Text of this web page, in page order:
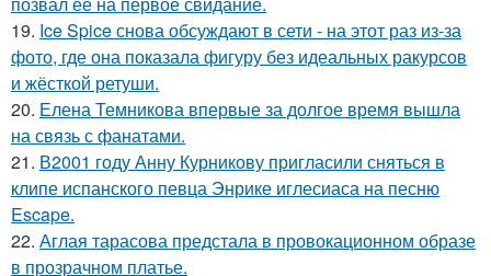
19. Ice Spice снова обсуждают в сети - на этот раз из-за
фото, где она показала фигуру без идеальных ракурсов
и жёсткой ретуши.
20. Елена Темникова впервые за долгое время вышла
на связь с фанатами.
21. В2001 году Анну Курникову пригласили сняться в
клипе испанского певца Энрике иглесиаса на песню
Escape.
22. Аглая тарасова предстала в провокационном образе
в прозрачном платье.